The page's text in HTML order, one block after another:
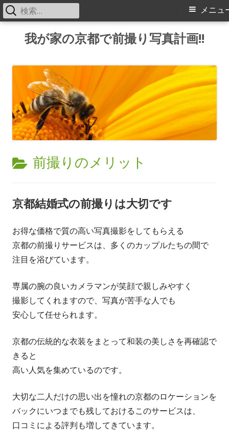
我が家の京都で前撮り写真計画!!
メ
メニュ
検
索:
カ
ゴ
ー:
前撮りのメリット
京都結婚式の前撮りは大切です
お得な価格で質の高い写真撮影をしてもらえる
京都の前撮りサービスは、多くのカップルたちの間で
注目を浴びています。
専属の腕の良いカメラマンが笑顔で親しみやすく
撮影してくれますので、写真が苦手な人でも
安心して任せられます。
京都の伝統的な衣装をまとって和装の美しさを再確認で
きると
高い人気を集めているのです。
大切な二人だけの思い出を憧れの京都のロケーションを
バックにいつまでも残しておけるこのサービスは、
口コミによる評判も増してきています。